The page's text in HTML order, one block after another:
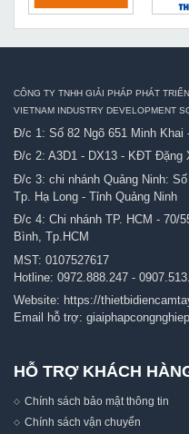
CÔNG TY TNHH GIẢI PHÁP PHÁT
VIETNAM INDUSTRY DEVELOPMENT
Đ/c 1: Số 82 Ngõ 651 Minh Khai
Đ/c 2: A3D1 - DX13 - KĐT Đặng
Đ/c 3: chi nhánh Quảng Ninh:
Tp. Hạ Long - Tỉnh Quảng Ninh
Đ/c 4: Chi nhánh TP. HCM - 70/
Bình, Tp.HCM
MST: 0107527617
Hotline: 0972.888.247 -
Website: https://
Email hỗ trợ:
HỖ TRỢ KHÁCH
Chính sách bảo mật thông tin
Chính sách vận chuyển